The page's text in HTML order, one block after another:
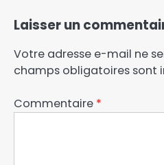
Laisser un
Votre adresse e-mail ne
champs obligatoires sont
Commentaire *